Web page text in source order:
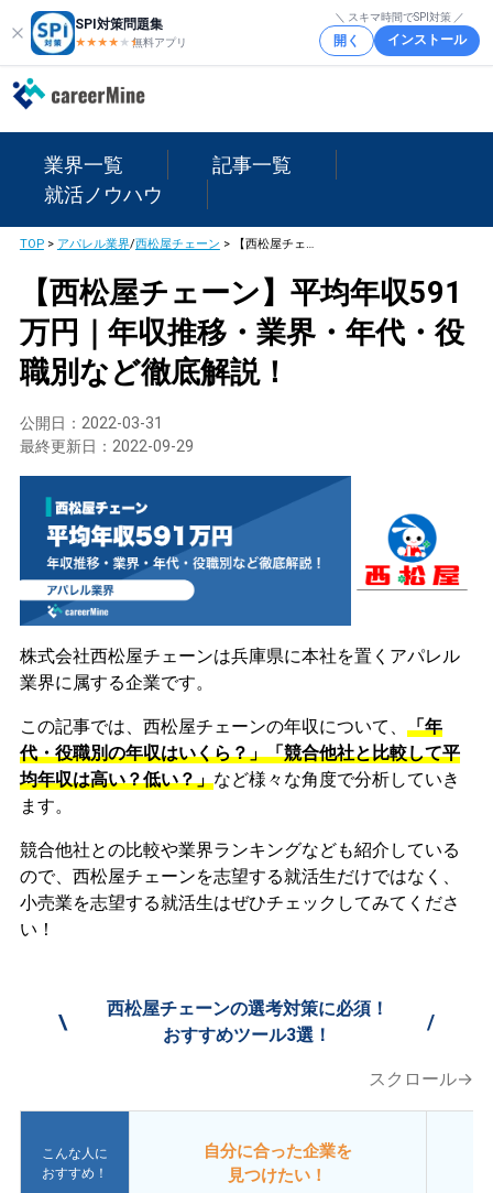
SPI対策問題集
★★★★ ★★
無料アプリ
＼ スキマ時間でSPI対策 ／
開く インストール
業界一覧
記事一覧
就活ノウハウ
TOP> アパレル業界/西松屋チェーン > 【西松屋チェーン】平均年収591万円｜年収推移・業界・年代・役職別など徹底解説！
【西松屋チェーン】平均年収591
万円｜年収推移・業界・年代・役
職別など徹底解説！
公開日： 2022-03-31
最終更新日： 2022-09-29
株式会社西松屋チェーンは兵庫県に本社を置くアパレル
業界に属する企業です。
この記事では、西松屋チェーンの年収について、 「年
代・役職別の年収はいくら？」「競合他社と比較して平
均年収は高い？低い？」など様々な角度で分析していき
ます。
競合他社との比較や業界ランキングなども紹介している
ので、西松屋チェーンを志望する就活生だけではなく、
小売業を志望する就活生はぜひチェックしてみてくださ
い！
\
西松屋チェーンの選考対策に必須！
おすすめツール3選！
/
スクロール→
こんな人に
おすすめ！
自分に合った企業を
見つけたい！